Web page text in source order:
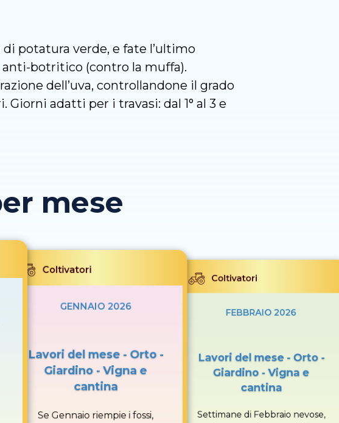
potatura verde, e fate l’ultimo
botritico (contro la muffa).
dell’uva, controllandone il grado
adatti per i travasi: dal 1° al 3 e
mese
Coltivatori
GENNAIO 2026
Lavori del mese - Orto -
Giardino - Vigna e
cantina
Se Gennaio riempie i fossi,
Coltivatori
FEBBRAIO 2026
Lavori del mese - Orto -
Giardino - Vigna e
cantina
Settimane di Febbraio nevose,